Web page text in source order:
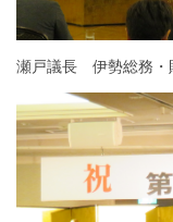
瀬戸議長 伊勢総務・